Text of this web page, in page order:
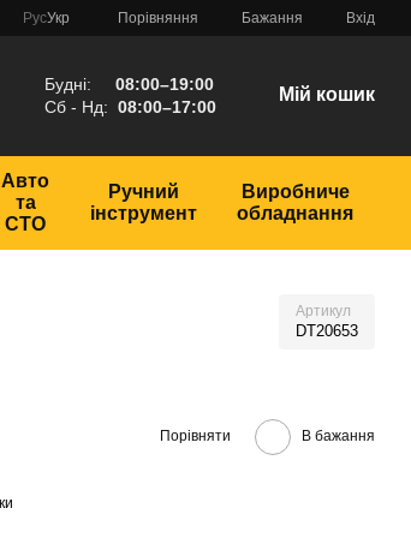
РусУкр Порівняння Бажання Вхід
Будні: 08:00–19:00
Сб - Нд: 08:00–17:00
Мій кошик
Авто
та
СТО
Ручний
інструмент
Виробниче
обладнання
Артикул
DT20653
Порівняти В бажання